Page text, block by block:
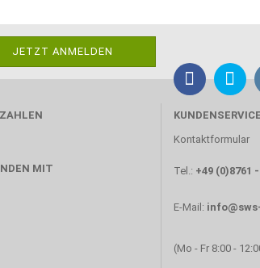
MIT
KUNDENSERVICE
Kontaktformular
Tel.: +49 (0)8761
E-Mail:
(Mo - Fr 8:00 -